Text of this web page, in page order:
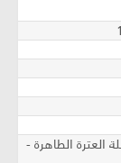
العترة الطاهرة -